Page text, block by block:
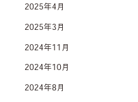
2025年4月
2025年3月
2024年11月
2024年10月
2024年8月